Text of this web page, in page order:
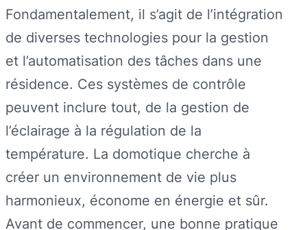
Fondamentalement, il s’agit de l’intégration
de diverses technologies pour la gestion
et l’automatisation des tâches dans une
résidence. Ces systèmes de contrôle
peuvent inclure tout, de la gestion de
l’éclairage à la régulation de la
température. La domotique cherche à
créer un environnement de vie plus
harmonieux, économe en énergie et sûr.
Avant de commencer, une bonne pratique